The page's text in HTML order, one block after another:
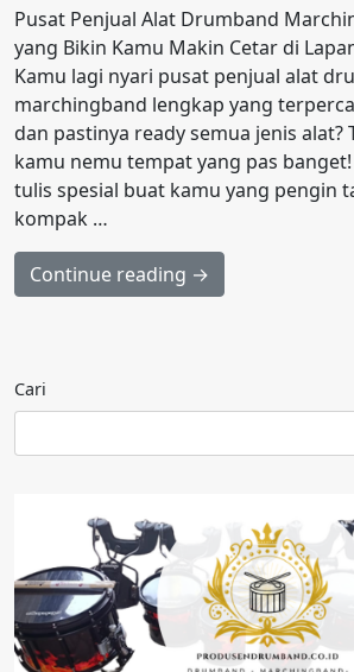
Pusat Penjual Alat Drumband
yang Bikin Kamu Makin Cetar di
Kamu lagi nyari pusat penjual alat
marchingband lengkap yang
dan pastinya ready semua jenis alat?
kamu nemu tempat yang pas
tulis spesial buat kamu yang pengin
kompak …
Continue reading →
Cari